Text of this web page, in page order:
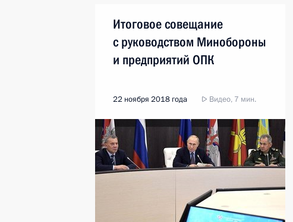
Итоговое совещание
с руководством Минобороны
и предприятий ОПК
22 ноября 2018 года Видео, 7 мин.